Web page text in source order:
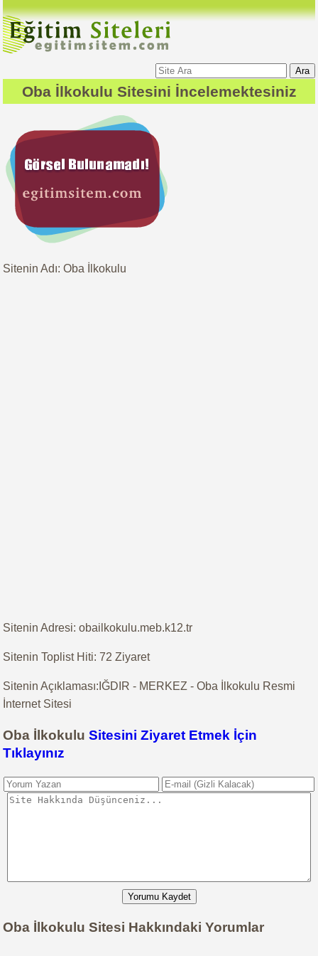
Ara
Oba İlkokulu Sitesini İncelemektesiniz
Sitenin Adı: Oba İlkokulu
Sitenin Adresi: obailkokulu.meb.k12.tr
Sitenin Toplist Hiti: 72 Ziyaret
Sitenin Açıklaması:IĞDIR - MERKEZ - Oba İlkokulu Resmi
İnternet Sitesi
Oba İlkokuluSitesini Ziyaret Etmek İçin
Tıklayınız
Yorumu Kaydet
Oba İlkokulu Sitesi Hakkındaki Yorumlar